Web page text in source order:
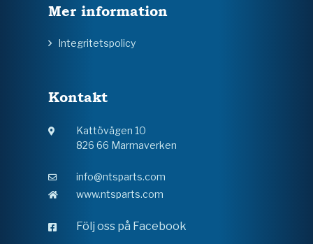
Mer information
Integritetspolicy
Kontakt
Kattövägen 10
826 66 Marmaverken
info@ntsparts.com
www.ntsparts.com
Följ oss på Facebook